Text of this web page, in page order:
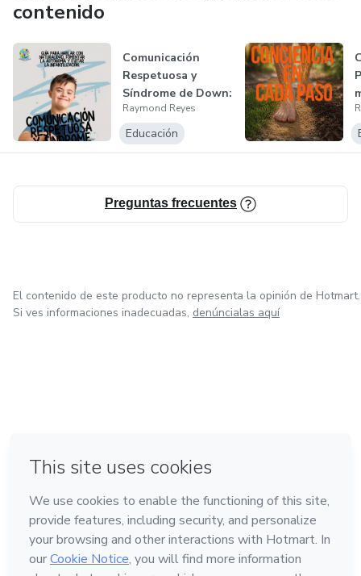
contenido
Comunicación
Respetuosa y
Síndrome de Down:
Dignidad y Auton...
Raymond Reyes
Educación
Preguntas frecuentes
El contenido de este producto no representa la opinión de Hotmart.
Si ves informaciones inadecuadas, denúncialas aquí
Hecho con❤ en Ciudad de México
Conoce Hotmart